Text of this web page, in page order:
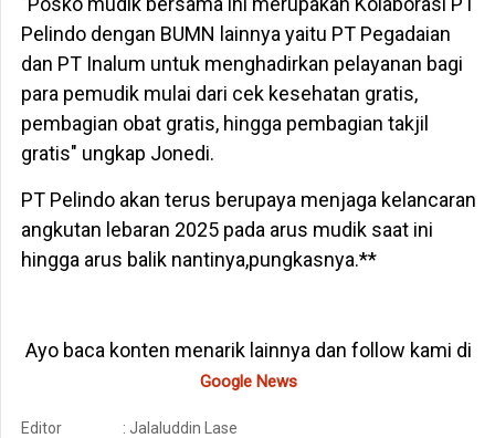
Pelindo dengan BUMN lainnya yaitu PT Pegadaian
dan PT Inalum untuk menghadirkan pelayanan bagi
para pemudik mulai dari cek kesehatan gratis,
pembagian obat gratis, hingga pembagian takjil
gratis" ungkap Jonedi.
PT Pelindo akan terus berupaya menjaga kelancaran
angkutan lebaran 2025 pada arus mudik saat ini
hingga arus balik nantinya,pungkasnya.**
Ayo baca konten menarik lainnya dan follow kami di
Google News
Editor : Jalaluddin Lase